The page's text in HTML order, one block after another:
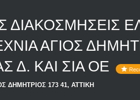
ΔΙΑΚΟΣΜΗΣΕΙΣ
ΑΓΙΟΣ
Δ. ΚΑΙ ΣΙΑ ΟΕ
ΔΗΜΗΤΡΙΟΣ 173 41, ΑΤΤΙΚΗ